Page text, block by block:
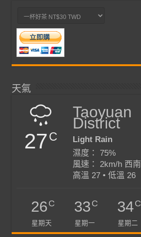
天氣
27C
Taoyuan
District
Light Rain
濕度： 75%
風速： 2km/h 西南
高溫 27 • 低溫 26
26C
星期天
33C
星期一
34C
星期二